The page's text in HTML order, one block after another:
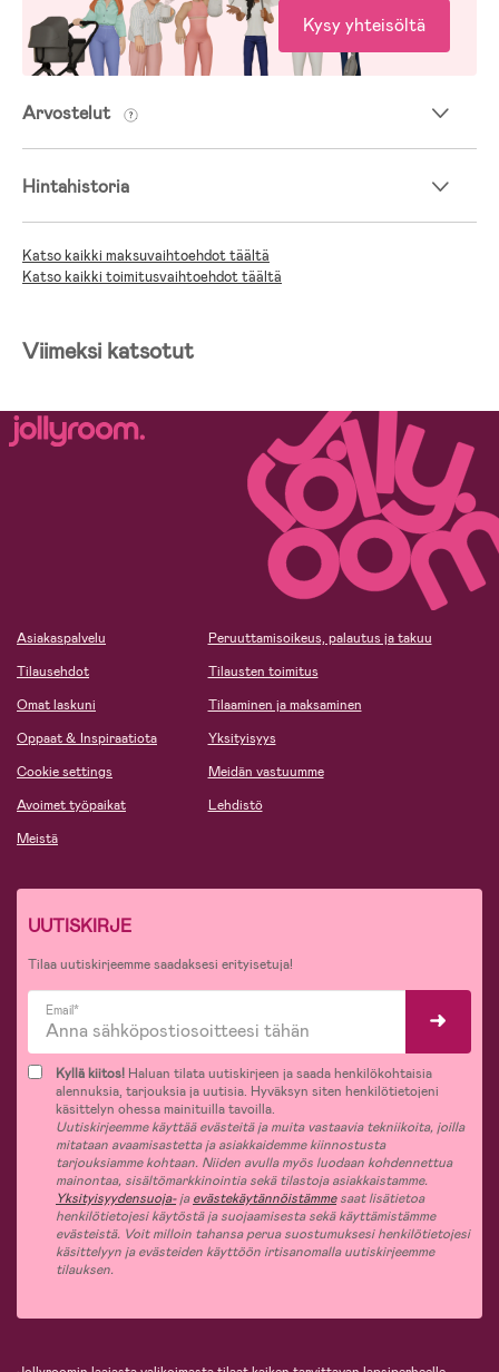
Kysy yhteisöltä
Arvostelut
Hintahistoria
Katso kaikki maksuvaihtoehdot täältä
Katso kaikki toimitusvaihtoehdot täältä
Viimeksi katsotut
Asiakaspalvelu
Tilausehdot
Omat laskuni
Oppaat & Inspiraatiota
Cookie settings
Avoimet työpaikat
Meistä
Peruuttamisoikeus, palautus ja takuu
Tilausten toimitus
Tilaaminen ja maksaminen
Yksityisyys
Meidän vastuumme
Lehdistö
UUTISKIRJE
Tilaa uutiskirjeemme saadaksesi erityisetuja!
Email*
Kyllä kiitos! Haluan tilata uutiskirjeen ja saada henkilökohtaisia
alennuksia, tarjouksia ja uutisia. Hyväksyn siten henkilötietojeni
käsittelyn ohessa mainituilla tavoilla.
Uutiskirjeemme käyttää evästeitä ja muita vastaavia tekniikoita, joilla
mitataan avaamisastetta ja asiakkaidemme kiinnostusta
tarjouksiamme kohtaan. Niiden avulla myös luodaan kohdennettua
mainontaa, sisältömarkkinointia sekä tilastoja asiakkaistamme.
Yksityisyydensuoja-jaevästekäytännöistämmesaat lisätietoa
henkilötietojesi käytöstä ja suojaamisesta sekä käyttämistämme
evästeistä. Voit milloin tahansa perua suostumuksesi henkilötietojesi
käsittelyyn ja evästeiden käyttöön irtisanomalla uutiskirjeemme
tilauksen.